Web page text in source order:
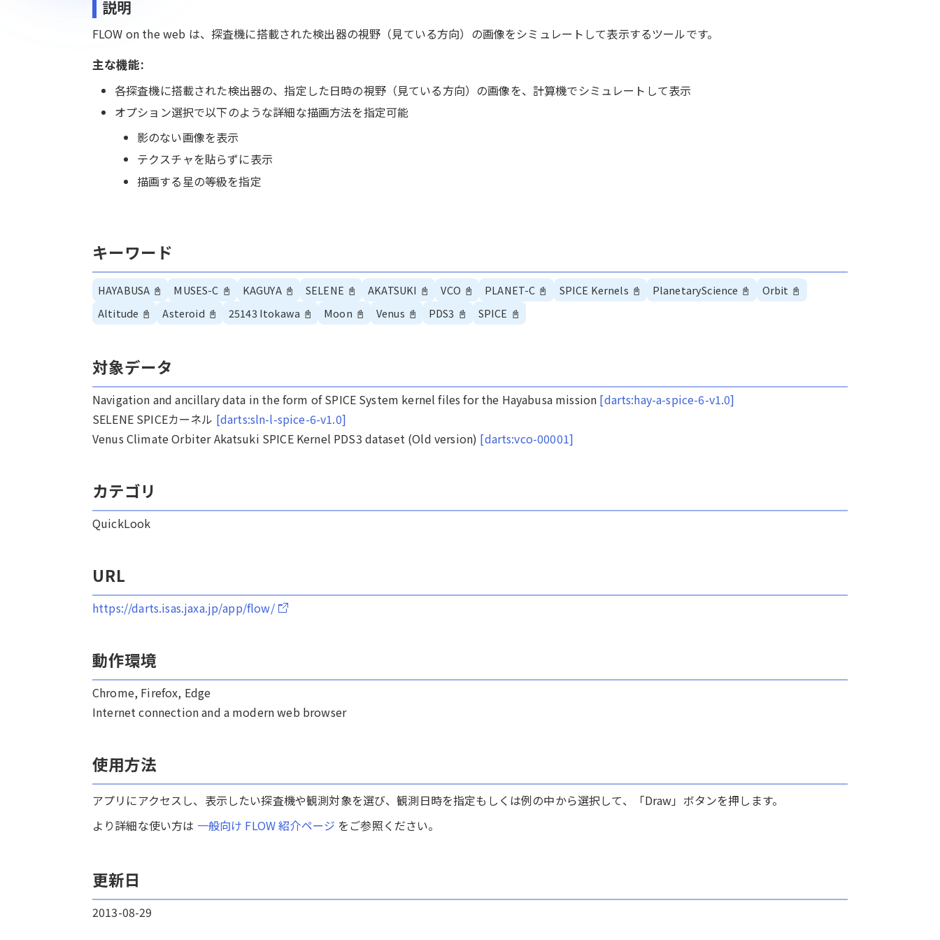
説明
FLOW on the web は、探査機に搭載された検出器の視野（見ている方向）の画像をシミュレートして表示するツールです。
主な機能:
各探査機に搭載された検出器の、指定した日時の視野（見ている方向）の画像を、計算機でシミュレートして表示
オプション選択で以下のような詳細な描画方法を指定可能
影のない画像を表示
テクスチャを貼らずに表示
描画する星の等級を指定
キーワード
HAYABUSA 📓 MUSES-C 📓 KAGUYA 📓 SELENE 📓 AKATSUKI 📓 VCO 📓 PLANET-C 📓 SPICE Kernels 📓 PlanetaryScience 📓 Orbit 📓
Altitude 📓 Asteroid 📓 25143 Itokawa 📓 Moon 📓 Venus 📓 PDS3 📓 SPICE 📓
対象データ
Navigation and ancillary data in the form of SPICE System kernel files for the Hayabusa mission [darts:hay-a-spice-6-v1.0]
SELENE SPICEカーネル [darts:sln-l-spice-6-v1.0]
Venus Climate Orbiter Akatsuki SPICE Kernel PDS3 dataset (Old version) [darts:vco-00001]
カテゴリ
QuickLook
URL
https://darts.isas.jaxa.jp/app/flow/
動作環境
Chrome, Firefox, Edge
Internet connection and a modern web browser
使用方法
アプリにアクセスし、表示したい探査機や観測対象を選び、観測日時を指定もしくは例の中から選択して、「Draw」ボタンを押します。
より詳細な使い方は 一般向け FLOW 紹介ページ をご参照ください。
更新日
2013-08-29